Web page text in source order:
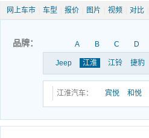
网上车市 车型 报价 图片 视频 对比
品牌： A B C D
Jeep 江淮 江铃 捷豹
江淮汽车： 宾悦 和悦